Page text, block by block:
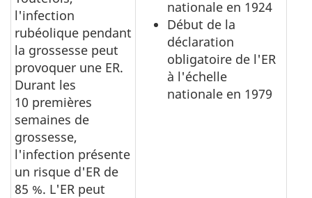
l'infection
rubéolique pendant
la grossesse peut
provoquer une ER.
Durant les
10 premières
semaines de
grossesse,
l'infection présente
un risque d'ER de
85 %. L'ER peut
nationale en 1924
Début de la
déclaration
obligatoire de l'ER
à l'échelle
nationale en 1979